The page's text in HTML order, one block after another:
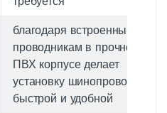
благодаря встроенным
проводникам в прочном
ПВХ корпусе делает
установку шинопровода
быстрой и удобной